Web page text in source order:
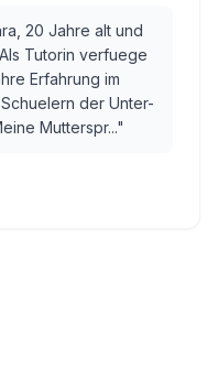
20 Jahre alt und
Tutorin verfuege
Erfahrung im
der Unter-
Mutterspr..."